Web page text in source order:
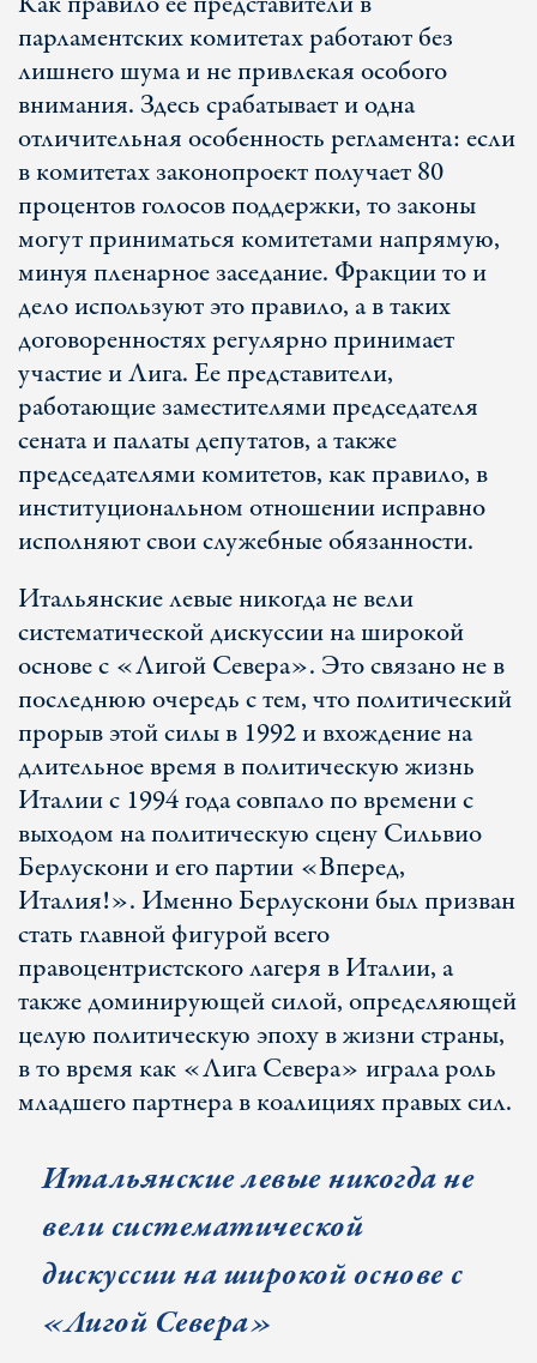
парламентских комитетах работают без
лишнего шума и не привлекая особого
внимания. Здесь срабатывает и одна
отличительная особенность регламента: если
в комитетах законопроект получает 80
процентов голосов поддержки, то законы
могут приниматься комитетами напрямую,
минуя пленарное заседание. Фракции то и
дело используют это правило, а в таких
договоренностях регулярно принимает
участие и Лига. Ее представители,
работающие заместителями председателя
сената и палаты депутатов, а также
председателями комитетов, как правило, в
институциональном отношении исправно
исполняют свои служебные обязанности.
Итальянские левые никогда не вели
систематической дискуссии на широкой
основе с «Лигой Севера». Это связано не в
последнюю очередь с тем, что политический
прорыв этой силы в 1992 и вхождение на
длительное время в политическую жизнь
Италии с 1994 года совпало по времени с
выходом на политическую сцену Сильвио
Берлускони и его партии «Вперед,
Италия!». Именно Берлускони был призван
стать главной фигурой всего
правоцентристского лагеря в Италии, а
также доминирующей силой, определяющей
целую политическую эпоху в жизни страны,
в то время как «Лига Севера» играла роль
младшего партнера в коалициях правых сил.
Итальянские левые никогда не
вели систематической
дискуссии на широкой основе с
«Лигой Севера»